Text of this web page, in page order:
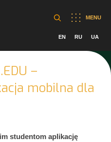
MENU
EN RU UA
–
mobilna dla
studentom aplikację